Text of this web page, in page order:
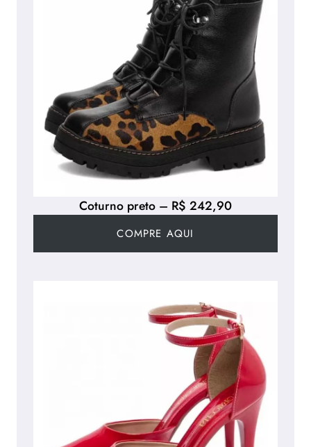
Coturno preto – R$ 242,90
COMPRE AQUI